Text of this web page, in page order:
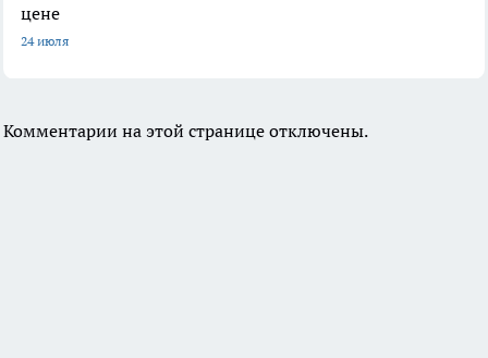
цене
24 июля
Комментарии на этой странице отключены.